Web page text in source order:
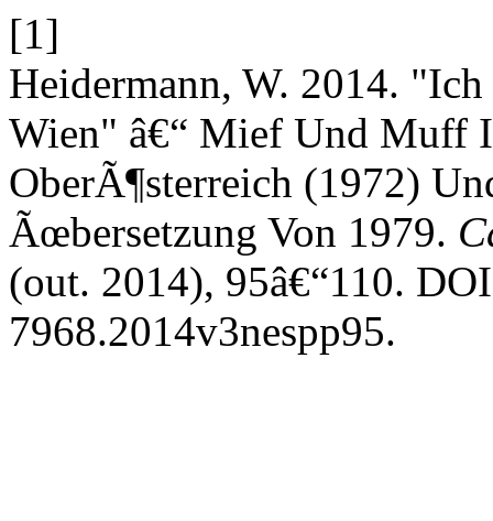
[1]
Heidermann, W. 2014.
Wien" â€“ Mief Und Muff
OberÃ¶sterreich (1972)
Ãœbersetzung Von 1979.
(out. 2014), 95â€“110.
7968.2014v3nespp95.